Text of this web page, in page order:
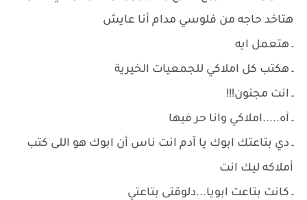
هتاخد حاجه من فلوسي مدام أنا عايش
ـ هتعمل ايه
ـ هكتب كل املاكي للجمعيات الخيرية
ـ انت مجنون!!!
ـ آه.....املاكي وانا حر فيها
ـ دي بتاعتك ابوك يا آدم انت ناس أن ابوك هو اللى كتب
أملاكه ليك انت
ـ كانت بتاعت ابويا...دلوقتى بتاعتي